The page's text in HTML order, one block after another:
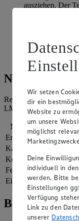
ausziehen. Der
frittieren, mit
Lagen
Nährwerte
Referenzmenge für
LMIV (8.400 kJ/2.000
Nährwerte
pro
Energie
1.595
Kalorien
Kohlenhydrate 40 g
Fett
18 g
Eiweiß
10 g
Bewertung
Wir setzen
dir ein
Website zu
um unsere
möglichst
Deine
individuell in
werden. Bitte
Einstellungen
Verfügung
Link zu den
unserer